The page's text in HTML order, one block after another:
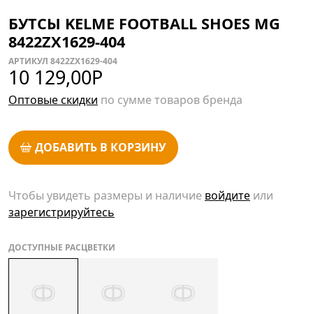
БУТСЫ KELME FOOTBALL SHOES MG
8422ZX1629-404
АРТИКУЛ 8422ZX1629-404
10 129,00Р
Оптовые скидки по сумме товаров бренда
ДОБАВИТЬ В КОРЗИНУ
Чтобы увидеть размеры и наличие войдите или
зарегистрируйтесь
ДОСТУПНЫЕ РАСЦВЕТКИ